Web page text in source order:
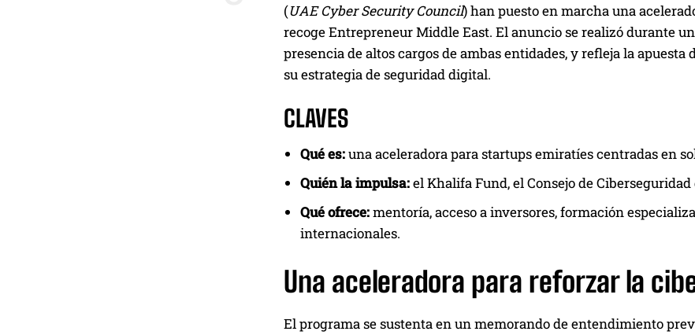
(UAE Cyber Security Council) han puesto en marcha una
recoge Entrepreneur Middle East. El anuncio se realizó durante
presencia de altos cargos de ambas entidades, y refleja la
su estrategia de seguridad digital.
CLAVES
Qué es:una aceleradora para startups emiratíes centradas en
Quién la impulsa:el Khalifa Fund, el Consejo de
Qué ofrece:mentoría, acceso a inversores, formación
internacionales.
Una aceleradora para reforzar la
El programa se sustenta en un memorando de entendimiento